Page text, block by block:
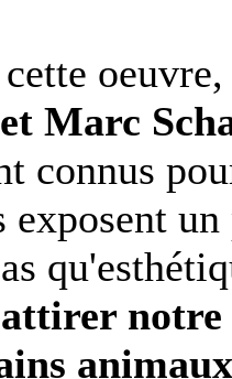
Marc
connus
exposent
animaux